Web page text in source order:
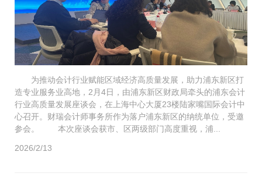
为推动会计行业赋能区域经济高质量发展，助力浦东新区打
造专业服务业高地，2月4日，由浦东新区财政局牵头的浦东会计
行业高质量发展座谈会，在上海中心大厦23楼陆家嘴国际会计中
心召开。财瑞会计师事务所作为落户浦东新区的纳统单位，受邀
参会。 本次座谈会获市、区两级部门高度重视，浦...
2026/2/13